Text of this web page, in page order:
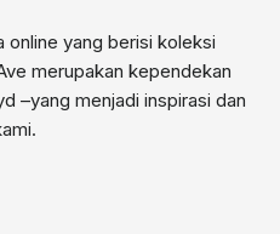
online yang berisi koleksi
merupakan kependekan
–yang menjadi inspirasi dan